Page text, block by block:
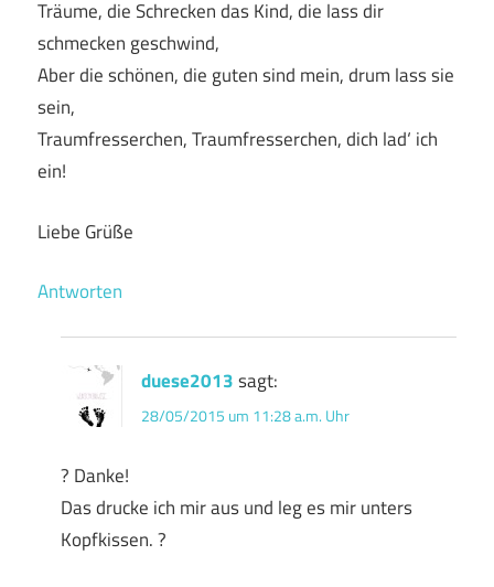
Träume, die Schrecken das Kind, die lass dir
schmecken geschwind,
Aber die schönen, die guten sind mein, drum lass sie
sein,
Traumfresserchen, Traumfresserchen, dich lad‘ ich
ein!
Liebe Grüße
Antworten
duese2013 sagt:
28/05/2015 um 11:28 a.m. Uhr
? Danke!
Das drucke ich mir aus und leg es mir unters
Kopfkissen. ?